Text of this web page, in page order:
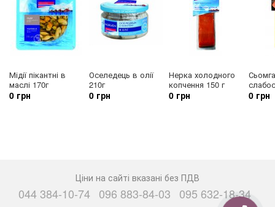
Мідії пікантні в
маслі 170г
0 грн
Оселедець в олії
210г
0 грн
Нерка холодного
копчення 150 г
0 грн
Сьомга
0 грн
Ціни на сайті вказані без ПДВ
044 384-10-74 096 883-84-03 095 632-18-34